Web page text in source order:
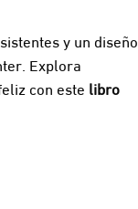
y un diseño
. Explora
con este libro